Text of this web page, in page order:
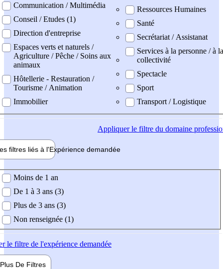
Communication / Multimédia
Conseil / Etudes (1)
Direction d'entreprise
Espaces verts et naturels /
Agriculture / Pêche / Soins aux
animaux
Hôtellerie - Restauration /
Tourisme / Animation
Immobilier
Ressources Humaines
Santé
Secrétariat / Assistanat
Services à la personne / à la
collectivité
Spectacle
Sport
Transport / Logistique
Appliquerle filtre du domaine
filtres liés à l'Expérience demandée
demandée
Moins de 1 an
De 1 à 3 ans (3)
Plus de 3 ans (3)
Non renseignée (1)
le filtre de l'expérience demandée
Plus De Filtres